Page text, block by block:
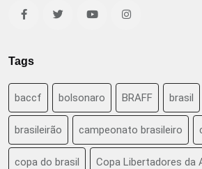
Tags
baccf bolsonaro BRAFF brasil
brasileirão campeonato brasileiro
copa do brasil Copa Libertadores da